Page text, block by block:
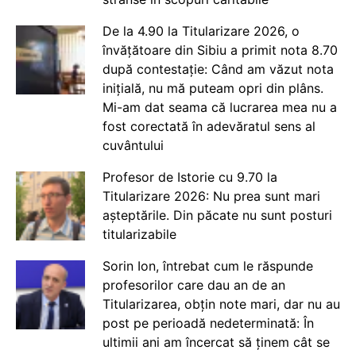
De la 4.90 la Titularizare 2026, o
învățătoare din Sibiu a primit nota 8.70
după contestație: Când am văzut nota
inițială, nu mă puteam opri din plâns.
Mi-am dat seama că lucrarea mea nu a
fost corectată în adevăratul sens al
cuvântului
Profesor de Istorie cu 9.70 la
Titularizare 2026: Nu prea sunt mari
așteptările. Din păcate nu sunt posturi
titularizabile
Sorin Ion, întrebat cum le răspunde
profesorilor care dau an de an
Titularizarea, obțin note mari, dar nu au
post pe perioadă nedeterminată: În
ultimii ani am încercat să ținem cât se